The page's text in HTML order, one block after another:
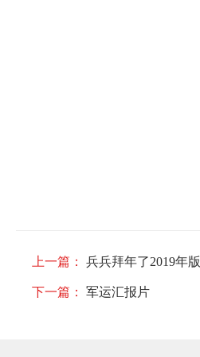
上一篇： 兵兵拜年了2019年版
下一篇： 军运汇报片